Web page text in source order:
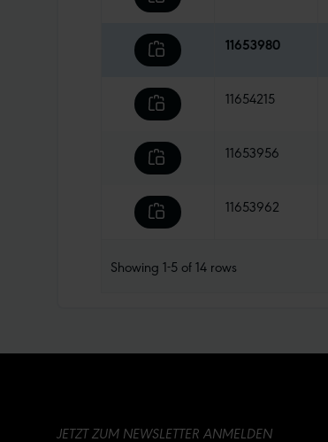
11653980
11654215
11653956
11653962
Showing 1-5of14 rows
JETZT ZUM NEWSLETTER ANMELDEN